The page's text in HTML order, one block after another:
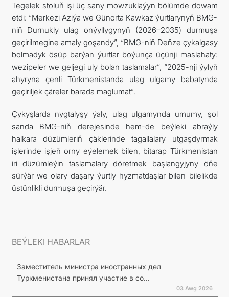
Tegelek stoluň işi üç sany mowzuklaýyn bölümde dowam
etdi: “Merkezi Aziýa we Günorta Kawkaz ýurtlarynyň BMG-
niň Durnukly ulag onýyllygynyň (2026–2035) durmuşa
geçirilmegine amaly goşandy”, “BMG-niň Deňze çykalgasy
bolmadyk ösüp barýan ýurtlar boýunça üçünji maslahaty:
wezipeler we geljegi uly bolan taslamalar”, “2025-nji ýylyň
ahyryna çenli Türkmenistanda ulag ulgamy babatynda
geçiriljek çäreler barada maglumat”.
Çykyşlarda nygtalyşy ýaly, ulag ulgamynda umumy, şol
sanda BMG-niň derejesinde hem-de beýleki abraýly
halkara düzümleriň çäklerinde tagallalary utgaşdyrmak
işlerinde işjeň orny eýelemek bilen, bitarap Türkmenistan
iri düzümleýin taslamalary döretmek başlangyjyny öňe
sürýär we olary daşary ýurtly hyzmatdaşlar bilen bilelikde
üstünlikli durmuşa geçirýär.
BEÝLEKI HABARLAR
Заместитель министра иностранных дел
Туркменистана принял участие в со...
03 Awg 2026